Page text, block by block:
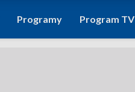
Programy Program TV